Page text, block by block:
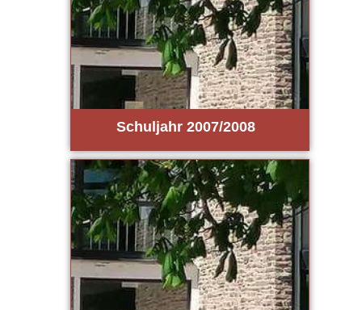
Schul­jahr 2007/2008